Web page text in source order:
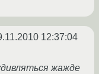
12:37:04
жажде